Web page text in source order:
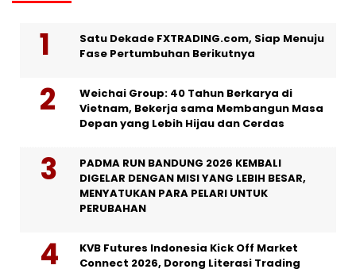
Satu Dekade FXTRADING.com, Siap Menuju
Fase Pertumbuhan Berikutnya
Weichai Group: 40 Tahun Berkarya di
Vietnam, Bekerja sama Membangun Masa
Depan yang Lebih Hijau dan Cerdas
PADMA RUN BANDUNG 2026 KEMBALI
DIGELAR DENGAN MISI YANG LEBIH BESAR,
MENYATUKAN PARA PELARI UNTUK
PERUBAHAN
KVB Futures Indonesia Kick Off Market
Connect 2026, Dorong Literasi Trading